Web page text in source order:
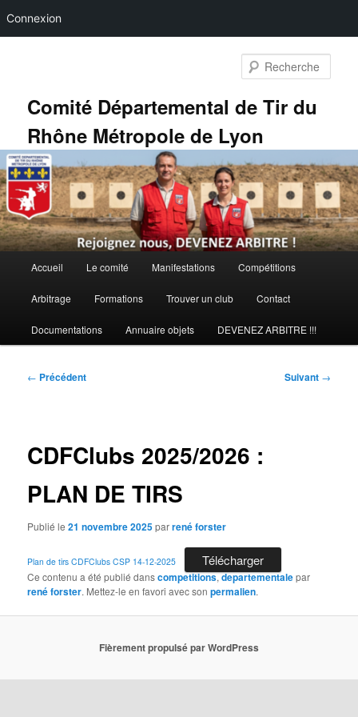
Connexion
Comité Départemental de Tir du
Rhône Métropole de Lyon
Accueil Le comité Manifestations Compétitions
Arbitrage Formations Trouver un club Contact
Documentations Annuaire objets DEVENEZ ARBITRE !!!
Navigation
← Précédent Suivant →
CDFClubs 2025/2026 :
PLAN DE TIRS
Publié le21 novembre 2025parrené forster
Plan de tirs CDFClubs CSP 14-12-2025 Télécharger
Ce contenu a été publié danscompetitions,departementalepar
rené forster. Mettez-le en favori avec sonpermalien.
Fièrement propulsé par WordPress